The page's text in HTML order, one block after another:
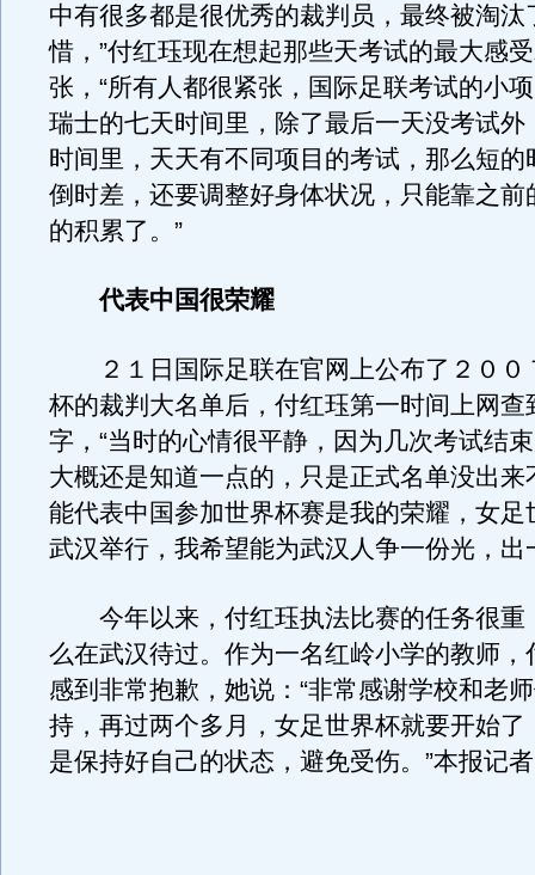
中有很多都是很优秀的裁判员，最终被淘汰
惜，”付红珏现在想起那些天考试的最大感
张，“所有人都很紧张，国际足联考试的小
瑞士的七天时间里，除了最后一天没考试外
时间里，天天有不同项目的考试，那么短的
倒时差，还要调整好身体状况，只能靠之前
的积累了。”
代表中国很荣耀
２１日国际足联在官网上公布了２００
杯的裁判大名单后，付红珏第一时间上网查
字，“当时的心情很平静，因为几次考试结
大概还是知道一点的，只是正式名单没出来
能代表中国参加世界杯赛是我的荣耀，女足
武汉举行，我希望能为武汉人争一份光，出
今年以来，付红珏执法比赛的任务很重
么在武汉待过。作为一名红岭小学的教师，
感到非常抱歉，她说：“非常感谢学校和老
持，再过两个多月，女足世界杯就要开始了
是保持好自己的状态，避免受伤。”本报记